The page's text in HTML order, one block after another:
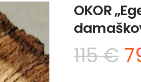
OKOR
115€